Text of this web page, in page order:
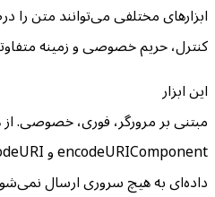
ابزارهای مختلفی می‌توانند متن را
کنترل، حریم خصوصی و زمینه
این ابزار
مبتنی بر مرورگر، فوری، خصوصی.